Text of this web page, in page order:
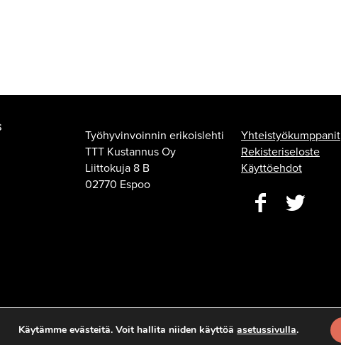
Työhyvinvoinnin erikoislehti
TTT Kustannus Oy
Liittokuja 8 B
02770 Espoo
Yhteistyökumppanit
Rekisteriseloste
Käyttöehdot
Käytämme evästeitä. Voit hallita niiden käyttöäasetussivulla.